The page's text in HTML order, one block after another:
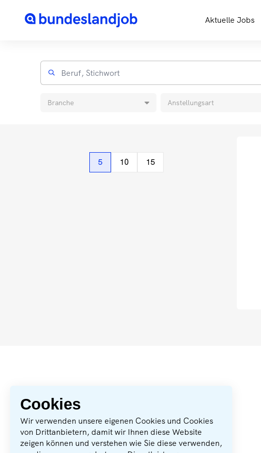
Aktuelle Jobs
Branche Anstellungsart
5 10 15
einfach einen neuen Job finden.
Cookies
Wir verwenden unsere eigenen Cookies und Cookies
von Drittanbietern, damit wir Ihnen diese Website
zeigen können und verstehen wie Sie diese verwenden,